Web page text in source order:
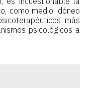
como medio idóneo
más
psicológicos a